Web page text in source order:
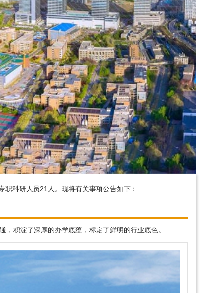
科研人员21人。现将有关事项公告如下：
积淀了深厚的办学底蕴，标定了鲜明的行业底色。